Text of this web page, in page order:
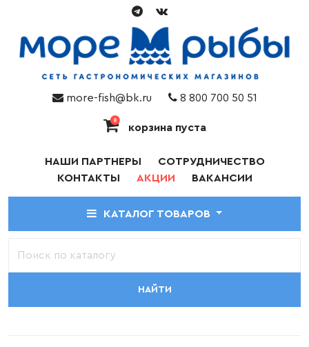
more-fish@bk.ru 8 800 700 50 51
0
корзина пуста
НАШИ ПАРТНЕРЫ
СОТРУДНИЧЕСТВО
КОНТАКТЫ
АКЦИИ ВАКАНСИИ
КАТАЛОГ ТОВАРОВ
НАЙТИ